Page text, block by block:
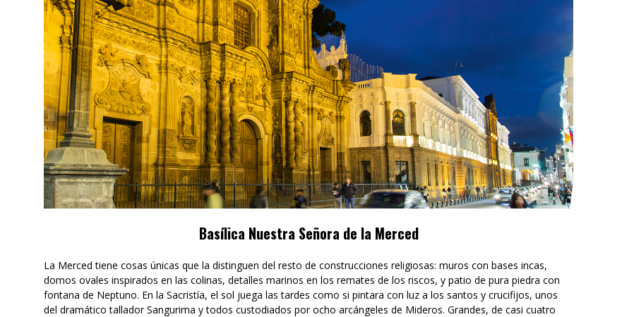
Basílica Nuestra Señora de la Merced
La Merced tiene cosas únicas que la distinguen del resto de construcciones religiosas: muros con bases incas,
domos ovales inspirados en las colinas, detalles marinos en los remates de los riscos, y patio de pura piedra con
fontana de Neptuno. En la Sacristía, el sol juega las tardes como si pintara con luz a los santos y crucifijos, unos
del dramático tallador Sangurima y todos custodiados por ocho arcángeles de Mideros. Grandes, de casi cuatro